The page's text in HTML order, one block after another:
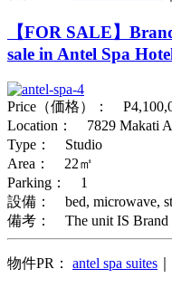
【FOR SALE】
sale in Antel Spa
Price（価格）：
Location： 7829 Makati
Type： Studio
Area： 22㎡
Parking： 1
設備： bed, microwave,
備考： The unit IS Brand
物件PR： antel spa suites